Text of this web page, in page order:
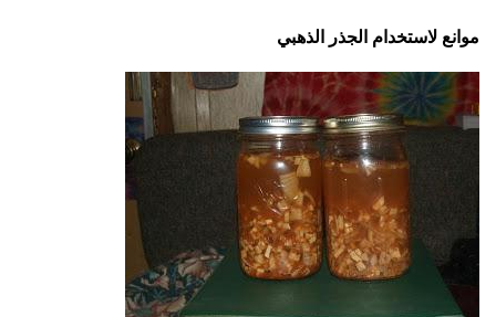
موانع لاستخدام الجذر الذهبي